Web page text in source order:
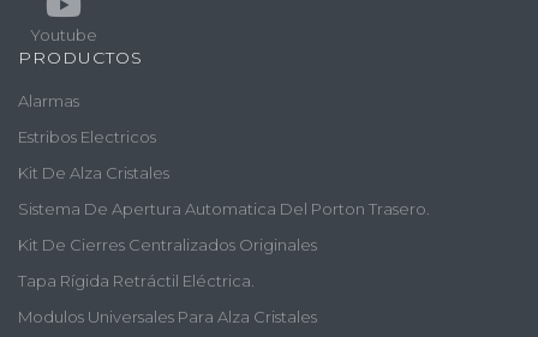
Youtube
PRODUCTOS
Alarmas
Estribos Electricos
Kit De Alza Cristales
Sistema De Apertura Automatica Del Porton Trasero.
Kit De Cierres Centralizados Originales
Tapa Rígida Retráctil Eléctrica.
Modulos Universales Para Alza Cristales